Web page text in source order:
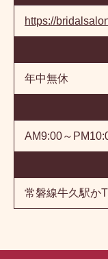
https://
年中無休
AM9:00～
常磐線牛久駅か